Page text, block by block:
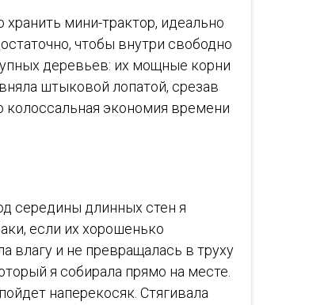
мини-трактор, идеально
чтобы внутри свободно
деревьев: их мощные корни
штыковой лопатой, срезав
колоссальная экономия времени
середины длинных стен я
если их хорошенько
влагу и не превращалась в труху
я собирала прямо на месте.
наперекосяк. Стягивала